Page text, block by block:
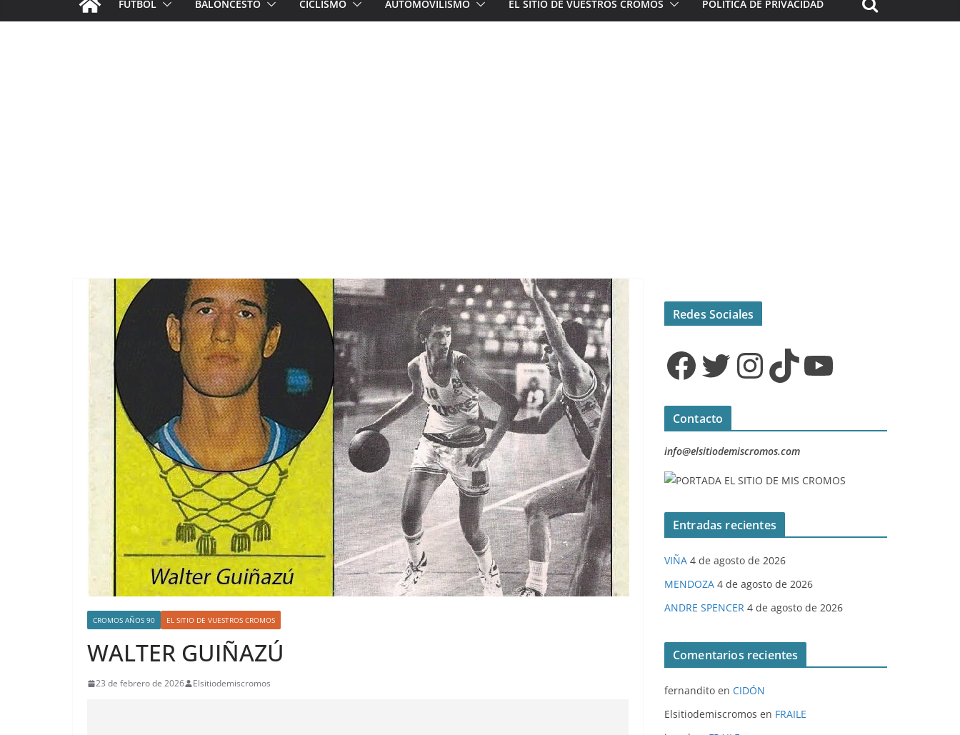
FÚTBOL BALONCESTO CICLISMO AUTOMOVILISMO EL SITIO DE VUESTROS CROMOS POLÍTICA DE PRIVACIDAD
CROMOS AÑOS 90 EL SITIO DE VUESTROS CROMOS
WALTER GUIÑAZÚ
23 de febrero de 2026 Elsitiodemiscromos
Redes Sociales
Facebook Twitter InstagramTikTok YouTube
Contacto
info@elsitiodemiscromos.com
Entradas recientes
VIÑA 4 de agosto de 2026
MENDOZA 4 de agosto de 2026
ANDRE SPENCER 4 de agosto de 2026
Comentarios recientes
fernandito en CIDÓN
Elsitiodemiscromos en FRAILE